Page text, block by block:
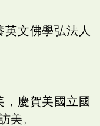
文佛學弘法人
慶賀美國立國
美。